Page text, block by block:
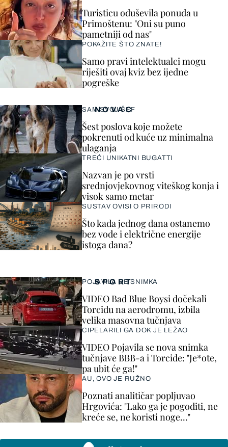
Turisticu oduševila ponuda u
Primoštenu: "Oni su puno
pametniji od nas"
POKAŽITE ŠTO ZNATE!
Samo pravi intelektualci mogu
riješiti ovaj kviz bez ijedne
pogreške
SPORT
POJAVILA SE SNIMKA
VIDEO Bad Blue Boysi dočekali
Torcidu na aerodromu, izbila
velika masovna tučnjava
CIPELARILI GA DOK JE LEŽAO
VIDEO Pojavila se nova snimka
tučnjave BBB-a i Torcide: "Je*ote,
pa ubit će ga!"
AU, OVO JE RUŽNO
Poznati analitičar popljuvao
Hrgovića: "Lako ga je pogoditi, ne
kreće se, ne koristi noge..."
NOVAC
SAM SVOJ ŠEF
Šest poslova koje možete
pokrenuti od kuće uz minimalna
ulaganja
TREĆI UNIKATNI BUGATTI
Nazvan je po vrsti
srednjovjekovnog viteškog konja i
visok samo metar
SUSTAV OVISI O PRIRODI
Što kada jednog dana ostanemo
bez vode i električne energije
istoga dana?